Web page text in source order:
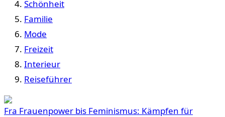
Schönheit
Familie
Mode
Freizeit
Interieur
Reiseführer
Fra Frauenpower bis Feminismus: Kämpfen für